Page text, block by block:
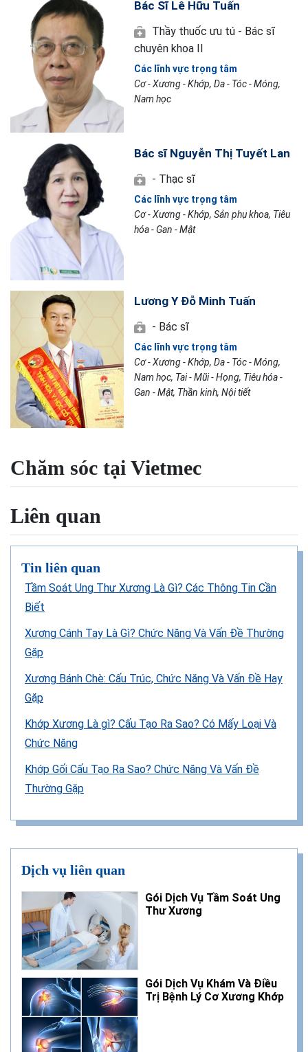
Bác Sĩ Lê Hữu Tuấn
Thầy thuốc ưu tú - Bác sĩ
chuyên khoa II
Các lĩnh vực trọng tâm
Cơ - Xương - Khớp, Da - Tóc - Móng,
Nam học
Bác sĩ Nguyễn Thị Tuyết Lan
- Thạc sĩ
Các lĩnh vực trọng tâm
Cơ - Xương - Khớp, Sản phụ khoa, Tiêu
hóa - Gan - Mật
Lương Y Đỗ Minh Tuấn
- Bác sĩ
Các lĩnh vực trọng tâm
Cơ - Xương - Khớp, Da - Tóc - Móng,
Nam học, Tai - Mũi - Họng, Tiêu hóa -
Gan - Mật, Thần kinh, Nội tiết
Chăm sóc tại Vietmec
Liên quan
Tin liên quan
Tầm Soát Ung Thư Xương Là Gì? Các Thông Tin Cần
Biết
Xương Cánh Tay Là Gì? Chức Năng Và Vấn Đề Thường
Gặp
Xương Bánh Chè: Cấu Trúc, Chức Năng Và Vấn Đề Hay
Gặp
Khớp Xương Là gì? Cấu Tạo Ra Sao? Có Mấy Loại Và
Chức Năng
Khớp Gối Cấu Tạo Ra Sao? Chức Năng Và Vấn Đề
Thường Gặp
Dịch vụ liên quan
Gói Dịch Vụ Tầm Soát Ung
Thư Xương
Gói Dịch Vụ Khám Và Điều
Trị Bệnh Lý Cơ Xương Khớp